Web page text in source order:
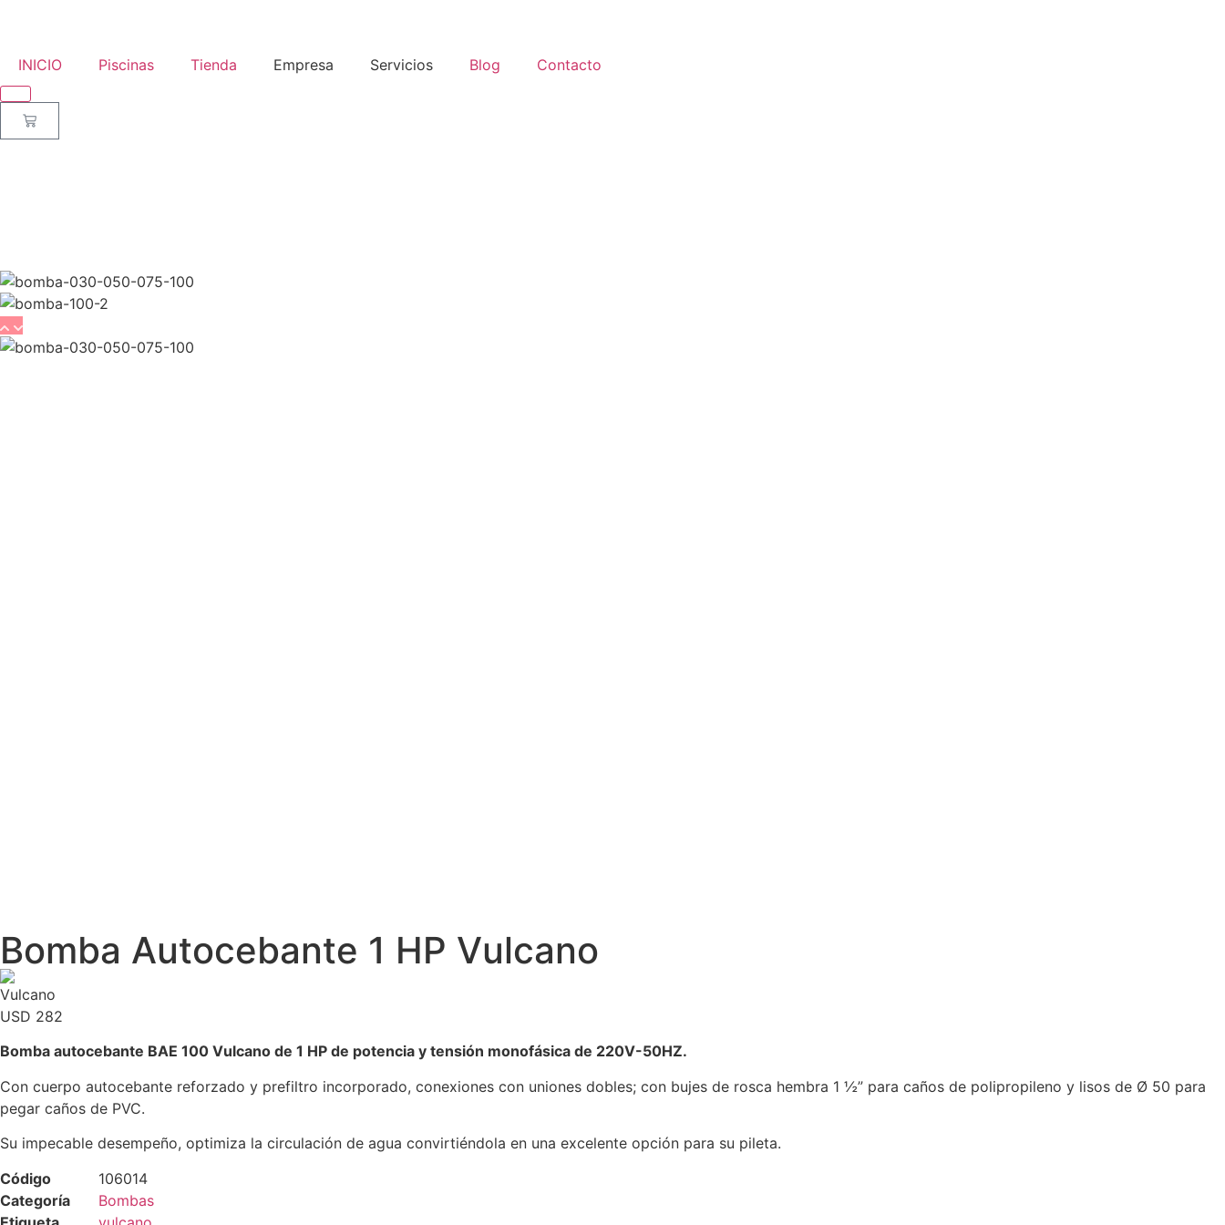
INICIO Piscinas Tienda Empresa Servicios Blog Contacto
Bomba Autocebante 1 HP Vulcano
USD 282
Bomba autocebante BAE 100 Vulcano de 1 HP de potencia y tensión monofásica de 220V-50HZ.
Con cuerpo autocebante reforzado y prefiltro incorporado, conexiones con uniones dobles; con bujes de rosca hembra 1 ½” para caños de polipropileno y lisos de Ø 50 para
pegar caños de PVC.
Su impecable desempeño, optimiza la circulación de agua convirtiéndola en una excelente opción para su pileta.
Código
106014
Categoría
Bombas